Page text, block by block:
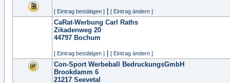
[ Eintrag bestätigen ] [ Eintrag ändern ]
CaRat-Werbung Carl Raths
Zikadenweg 20
44797 Bochum
[ Eintrag bestätigen ] [ Eintrag ändern ]
Con-Sport Werbeball BedruckungsGmbH
Brookdamm 6
21217 Seevetal